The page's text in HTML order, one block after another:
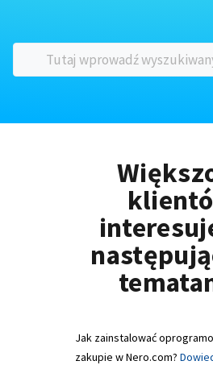
Jak zainstalować
zakupie w Nero.com?